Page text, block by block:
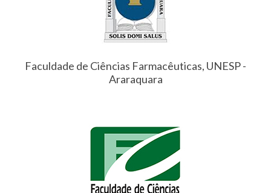
Faculdade de Ciências Farmacêuticas, UNESP -
Araraquara